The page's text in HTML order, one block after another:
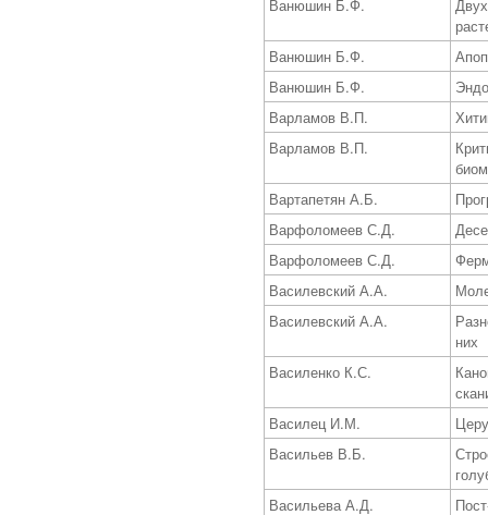
Ванюшин Б.Ф.
Ванюшин Б.Ф.
Ванюшин Б.Ф.
Варламов В.П.
Варламов В.П.
Вартапетян А.Б.
Варфоломеев С.Д.
Варфоломеев С.Д.
Василевский А.А.
Василевский А.А.
них
Василенко К.С.
Василец И.М.
Васильев В.Б.
Васильева А.Д.